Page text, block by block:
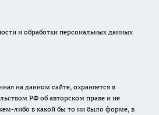
и обработки персональных данных
на данном сайте, охраняется в
РФ об авторском праве и не
либо в какой бы то ни было форме, в